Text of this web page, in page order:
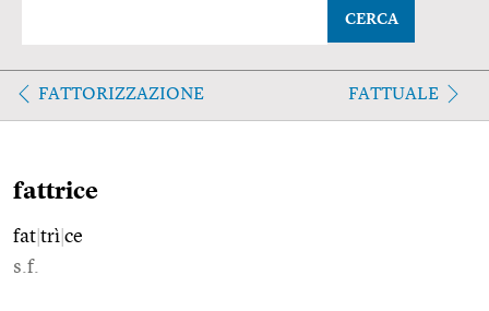
CERCA
FATTORIZZAZIONE FATTUALE
fattrice
fat trì ce
s.f.